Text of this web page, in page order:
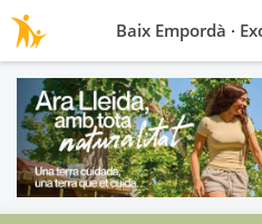
Baix Empordà ·